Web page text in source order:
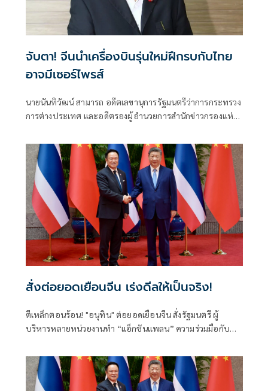
จับตา! จีนนำเครื่องบินรุ่นใหม่ฝึกรบกับไทย
อาจมีเซอร์ไพรส์
นายนันทิวัฒน์ สามารถ อดีตเลขานุการรัฐมนตรีว่าการกระทรวง
การต่างประเทศ และอดีตรองผู้อำนวยการสำนักข่าวกรองแห่ง
สั่งต่อยอดเยือนจีน เร่งดีลให้เป็นจริง!
ตีเหล็กตอนร้อน! "อนุทิน" ต่อยอดเยือนจีน สั่งรัฐมนตรี ผู้
บริหารหลายหน่วยงานทำ “แอ็กชันแพลน” ความร่วมมือกับ
การปราบปรามอาชญากรรมข้ามชาติ การท่องเที่ยว เทคโนโลยี
แห่งอนาคตทั้งเอไอและอีวี ชูวิศวกรการเมืองฝ่าวิกฤตโลกไร้
ระเบียบ ลุยปฏิรูปราชการ-สร้างคน ดันเศรษฐกิจกระจายตัว